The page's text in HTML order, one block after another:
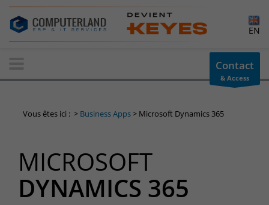
Contact-us
Information request
contact us
info-cpld@keyes.eu
Customer area
Access to the information area reserved for customers:
EN
Contact
& Access
Vous êtes ici : > Business Apps> Microsoft Dynamics 365
MICROSOFT
DYNAMICS 365